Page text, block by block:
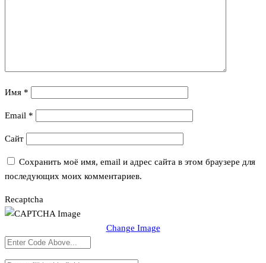
Имя *
Email *
Сайт
Сохранить моё имя, email и адрес сайта в этом браузере для
последующих моих комментариев.
Recaptcha
Change Image